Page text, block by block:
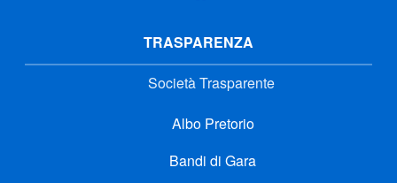
TRASPARENZA
Società Trasparente
Albo Pretorio
Bandi di Gara